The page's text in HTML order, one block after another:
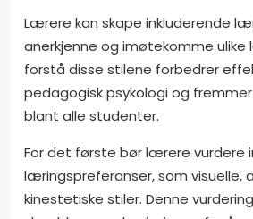
Lærere kan skape inkluderende
anerkjenne og imøtekomme ulike
forstå disse stilene forbedrer
pedagogisk psykologi og
blant alle studenter.
For det første bør lærere vurdere
læringspreferanser, som visuelle,
kinestetiske stiler. Denne